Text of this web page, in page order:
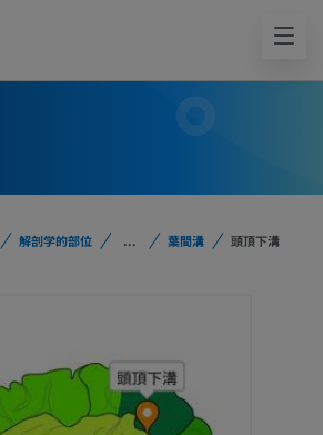
解剖学的部位 ... 葉間溝 頭頂下溝